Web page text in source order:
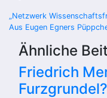
„Netzwerk
Aus Eugen Egners
Ähnliche
Friedrich
Furzgrundel?